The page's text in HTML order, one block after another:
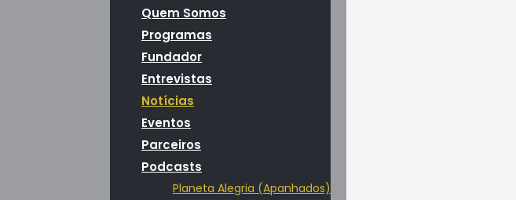
Quem Somos
Programas
Fundador
Entrevistas
Notícias
Eventos
Parceiros
Podcasts
Planeta Alegria (Apanhados)